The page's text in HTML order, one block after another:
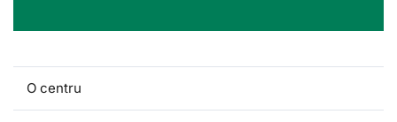
O centru